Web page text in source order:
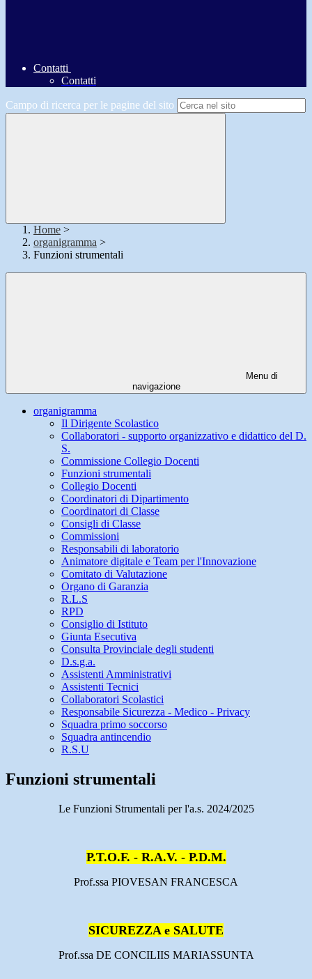
Contatti
Contatti
Campo di ricerca per le pagine del sito
Home >
organigramma >
Funzioni strumentali
Menu di
navigazione
organigramma
Il Dirigente Scolastico
Collaboratori - supporto organizzativo e didattico del D.
S.
Commissione Collegio Docenti
Funzioni strumentali
Collegio Docenti
Coordinatori di Dipartimento
Coordinatori di Classe
Consigli di Classe
Commissioni
Responsabili di laboratorio
Animatore digitale e Team per l'Innovazione
Comitato di Valutazione
Organo di Garanzia
R.L.S
RPD
Consiglio di Istituto
Giunta Esecutiva
Consulta Provinciale degli studenti
D.s.g.a.
Assistenti Amministrativi
Assistenti Tecnici
Collaboratori Scolastici
Responsabile Sicurezza - Medico - Privacy
Squadra primo soccorso
Squadra antincendio
R.S.U
Funzioni strumentali
Le Funzioni Strumentali per l'a.s. 2024/2025
P.T.O.F. - R.A.V. - P.D.M.
Prof.ssa PIOVESAN FRANCESCA
SICUREZZA e SALUTE
Prof.ssa DE CONCILIIS MARIASSUNTA